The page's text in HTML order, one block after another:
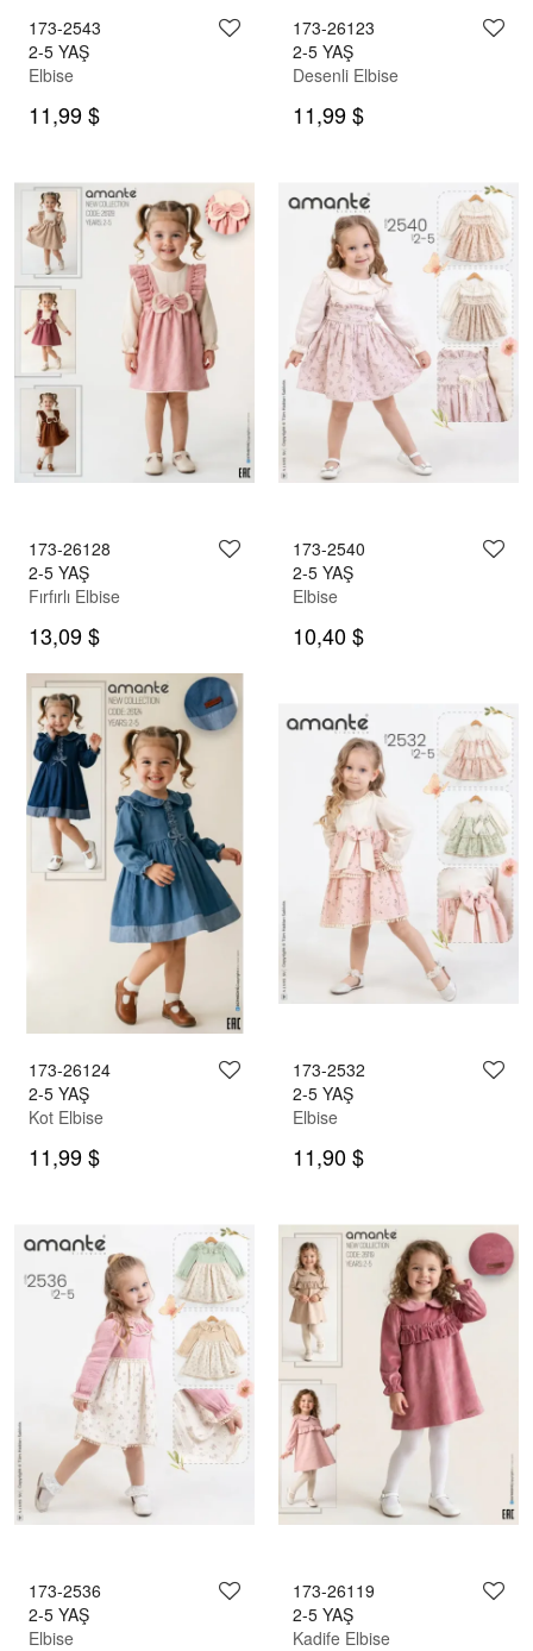
173-2543
2-5 YAŞ
Elbise
11,99 $
173-26123
2-5 YAŞ
Desenli Elbise
11,99 $
173-26128
2-5 YAŞ
Fırfırlı Elbise
13,09 $
173-2540
2-5 YAŞ
Elbise
10,40 $
173-26124
2-5 YAŞ
Kot Elbise
11,99 $
173-2532
2-5 YAŞ
Elbise
11,90 $
173-2536
2-5 YAŞ
Elbise
173-26119
2-5 YAŞ
Kadife Elbise